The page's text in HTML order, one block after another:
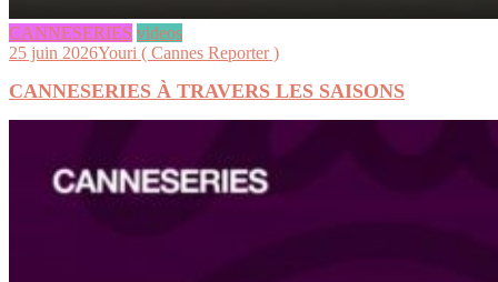
CANNESERIES videos
25 juin 2026Youri ( Cannes Reporter )
CANNESERIES À TRAVERS LES SAISONS